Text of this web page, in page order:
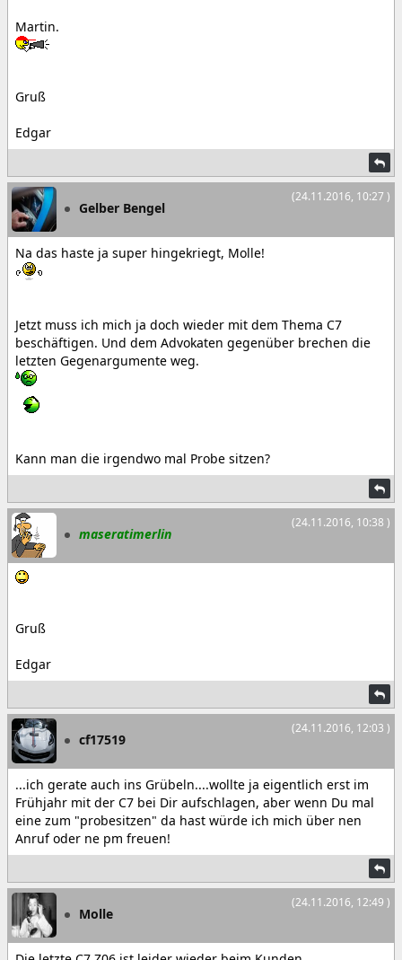
Martin.
Gruß
Edgar
(24.11.2016, 10:27 )
Gelber Bengel
Na das haste ja super hingekriegt, Molle!
Jetzt muss ich mich ja doch wieder mit dem Thema C7
beschäftigen. Und dem Advokaten gegenüber brechen die
letzten Gegenargumente weg.
Kann man die irgendwo mal Probe sitzen?
(24.11.2016, 10:38 )
maseratimerlin
Gruß
Edgar
(24.11.2016, 12:03 )
cf17519
...ich gerate auch ins Grübeln....wollte ja eigentlich erst im
Frühjahr mit der C7 bei Dir aufschlagen, aber wenn Du mal
eine zum "probesitzen" da hast würde ich mich über nen
Anruf oder ne pm freuen!
(24.11.2016, 12:49 )
Molle